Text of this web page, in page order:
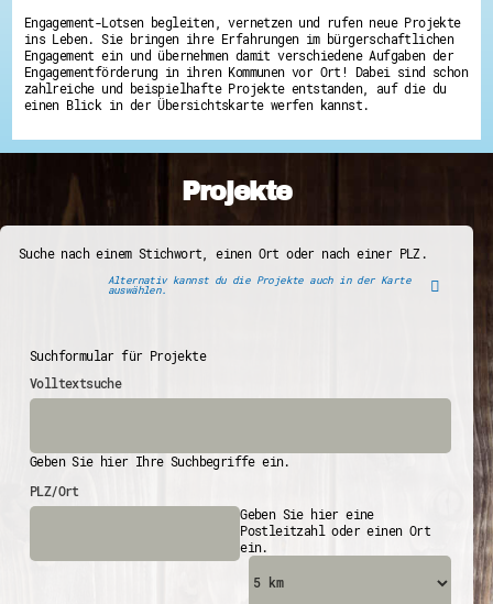
Engagement-Lotsen begleiten, vernetzen und rufen neue Projekte
ins Leben. Sie bringen ihre Erfahrungen im bürgerschaftlichen
Engagement ein und übernehmen damit verschiedene Aufgaben der
Engagementförderung in ihren Kommunen vor Ort! Dabei sind schon
zahlreiche und beispielhafte Projekte entstanden, auf die du
einen Blick in der Übersichtskarte werfen kannst.
Projekte
Suche nach einem Stichwort, einen Ort oder nach einer PLZ.
Alternativ kannst du die Projekte auch in der Karte
auswählen.
Suchformular für Projekte
Volltextsuche
Geben Sie hier Ihre Suchbegriffe ein.
PLZ/Ort
Geben Sie hier eine
Postleitzahl oder einen Ort
ein.